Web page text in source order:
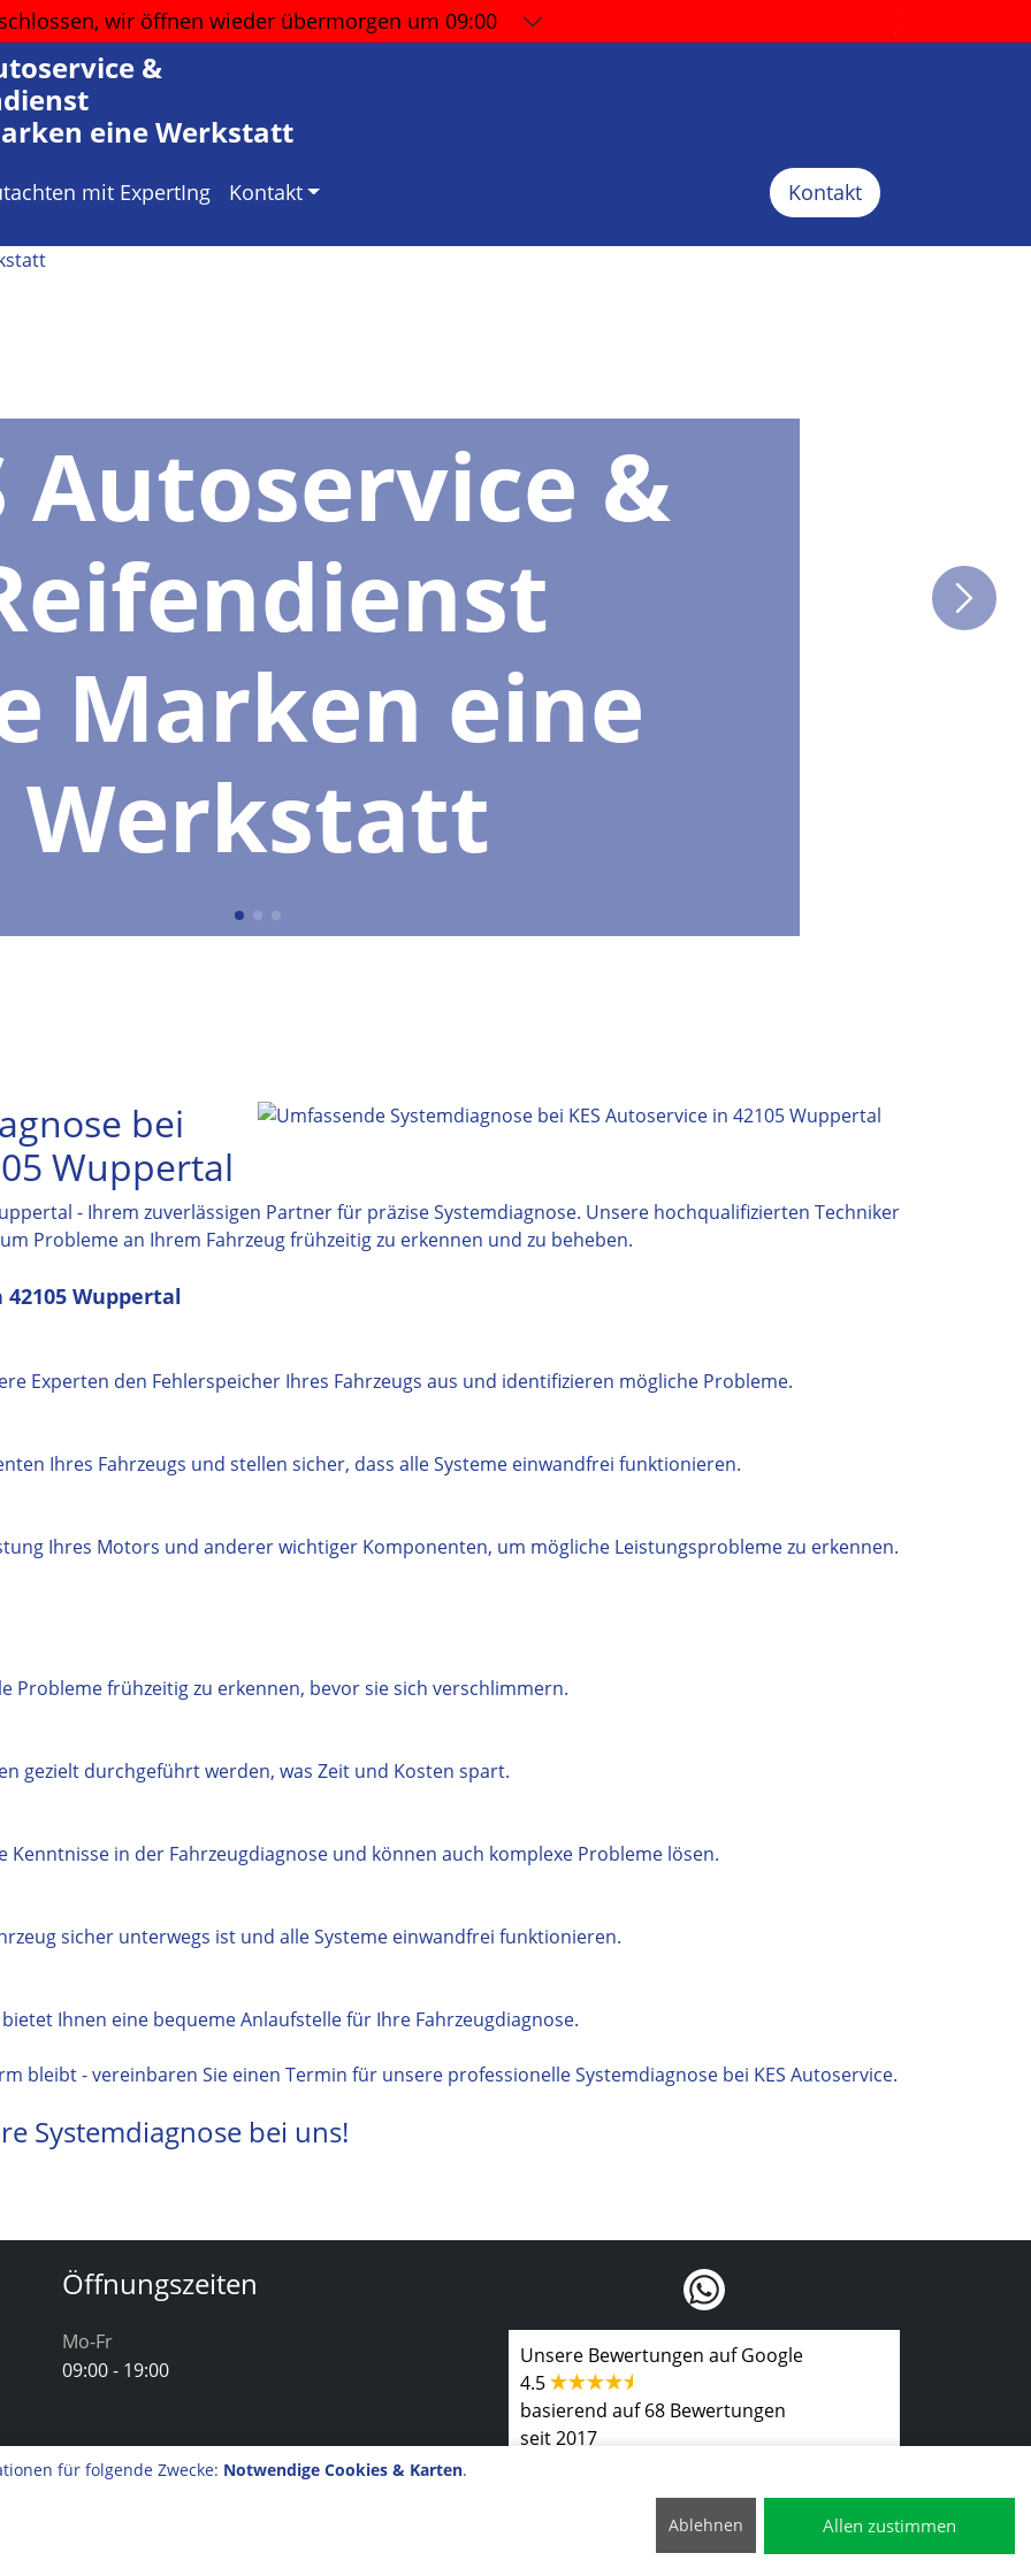
wir öffnen wieder übermorgen um 09:00
&
eine Werkstatt
mit ExpertIng Kontakt Kontakt
Autoservice &
Marken eine
Werkstatt
bei
Wuppertal
- Ihrem zuverlässigen Partner für präzise Systemdiagnose. Unsere hochqualifizierten Techniker
Probleme an Ihrem Fahrzeug frühzeitig zu erkennen und zu beheben.
Wuppertal
Experten den Fehlerspeicher Ihres Fahrzeugs aus und identifizieren mögliche Probleme.
Ihres Fahrzeugs und stellen sicher, dass alle Systeme einwandfrei funktionieren.
Ihres Motors und anderer wichtiger Komponenten, um mögliche Leistungsprobleme zu erkennen.
Probleme frühzeitig zu erkennen, bevor sie sich verschlimmern.
gezielt durchgeführt werden, was Zeit und Kosten spart.
in der Fahrzeugdiagnose und können auch komplexe Probleme lösen.
sicher unterwegs ist und alle Systeme einwandfrei funktionieren.
Ihnen eine bequeme Anlaufstelle für Ihre Fahrzeugdiagnose.
bleibt - vereinbaren Sie einen Termin für unsere professionelle Systemdiagnose bei KES Autoservice.
Systemdiagnose bei uns!
Öffnungszeiten
Mo-Fr
09:00 - 19:00
Unsere Bewertungen auf Google
4.5
basierend auf 68 Bewertungen
seit 2017
für folgende Zwecke: Notwendige Cookies & Karten.
Ablehnen Allen zustimmen